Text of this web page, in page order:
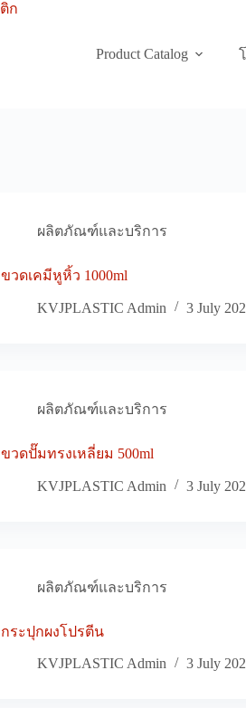
Product Catalog
ผลิตภัณฑ์และบริการ
ขวดเคมีหูหิ้ว 1000ml
KVJPLASTIC Admin 3 July
ผลิตภัณฑ์และบริการ
ขวดปั๊มทรงเหลี่ยม 500ml
KVJPLASTIC Admin 3 July
ผลิตภัณฑ์และบริการ
กระปุกผงโปรตีน
KVJPLASTIC Admin 3 July